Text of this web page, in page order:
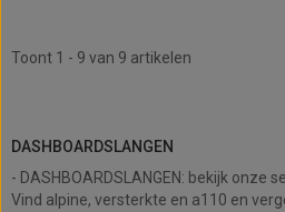
Toont 1 - 9 van 9 artikelen
DASHBOARDSLANGEN
- DASHBOARDSLANGEN: bekijk onze
Vind alpine, versterkte en a110 en